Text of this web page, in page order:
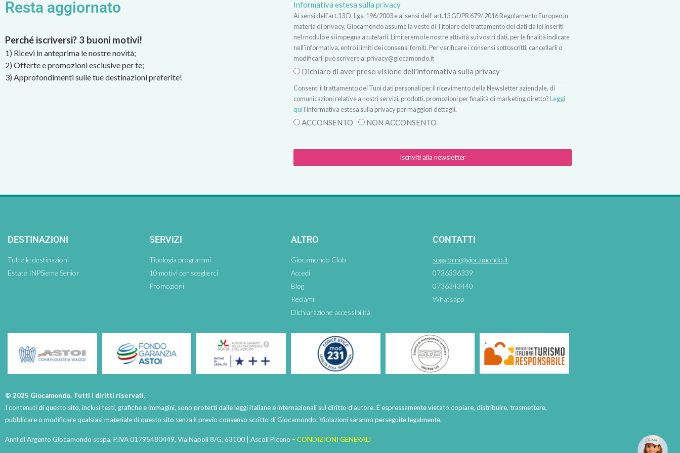
Resta aggiornato
Perché iscriversi? 3 buoni motivi!
1) Ricevi in anteprima le nostre novità;
2) Offerte e promozioni esclusive per te;
3) Approfondimenti sulle tue destinazioni preferite!
Informativa estesa sulla privacy
Ai sensi dell’art.13 D. Lgs. 196/2003 e ai sensi dell’ art.13 GDPR 679/ 2016 Regolamento Europeo in
materia di privacy, Giocamondo assume la veste di Titolare del trattamento dei dati da lei inseriti
nel modulo e si impegna a tutelarli. Limiteremo le nostre attività sui vostri dati, per le finalità indicate
nell’informativa, entro i limiti dei consensi forniti. Per verificare i consensi sottoscritti, cancellarli o
modificarli può scrivere a:privacy@giocamondo.it
Dichiaro di aver preso visione dell'informativa sulla privacy
Consenti il trattamento dei Tuoi dati personali per il ricevimento della Newsletter aziendale, di
comunicazioni relative a nostri servizi, prodotti, promozioni per finalità di marketing diretto?Leggi
quil'informativa estesa sulla privacy per maggiori dettagli.
ACCONSENTO NON ACCONSENTO
Iscriviti alla newsletter
DESTINAZIONI
Tutte le destinazioni
Estate INPSieme Senior
SERVIZI
Tipologia programmi
10 motivi per sceglierci
Promozioni
ALTRO
Giocamondo Club
Accedi
Blog
Reclami
Dichiarazione accessibilità
CONTATTI
soggiorni@giocamondo.it
0736336339
0736343440
Whatsapp
© 2025 Giocamondo. Tutti i diritti riservati.
I contenuti di questo sito, inclusi testi, grafiche e immagini, sono protetti dalle leggi italiane e internazionali sul diritto d’autore. È espressamente vietato copiare, distribuire, trasmettere,
pubblicare o modificare qualsiasi materiale di questo sito senza il previo consenso scritto di Giocamondo. Violazioni saranno perseguite legalmente.
Anni di Argento Giocamondo scspa, P.IVA 01795480449, Via Napoli 8/G, 63100 | Ascoli Piceno –CONDIZIONI GENERALI